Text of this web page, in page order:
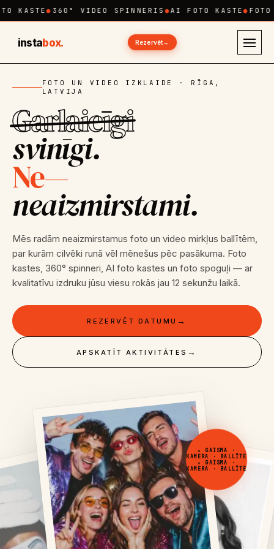
KASTE●360° VIDEO SPINNERIS●AI FOTO KASTE●FOTO
instabox. Rezervēt→
FOTO UN VIDEO IZKLAIDE · RĪGA,
LATVIJA
Garlaicīgi
svinīgi.
Ne—
neaizmirstami.
Mēs radām neaizmirstamus foto un video mirkļus ballītēm,
par kurām cilvēki runā vēl mēnešus pēc pasākuma. Foto
kastes, 360° spinneri, AI foto kastes un foto spoguļi — ar
kvalitatīvu izdruku jūsu viesu rokās jau 12 sekunžu laikā.
REZERVĒT DATUMU →
APSKATĪT AKTIVITĀTES →
★ GAISMA ·
KAMERA · BALLĪTE
★ GAISMA ·
KAMERA · BALLĪTE